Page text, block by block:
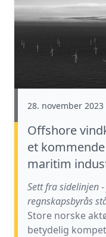
28. november 2023
Offshore
et
maritim
Sett fra sidelinjen-
regnskapsbyrås
Store norske
betydelig